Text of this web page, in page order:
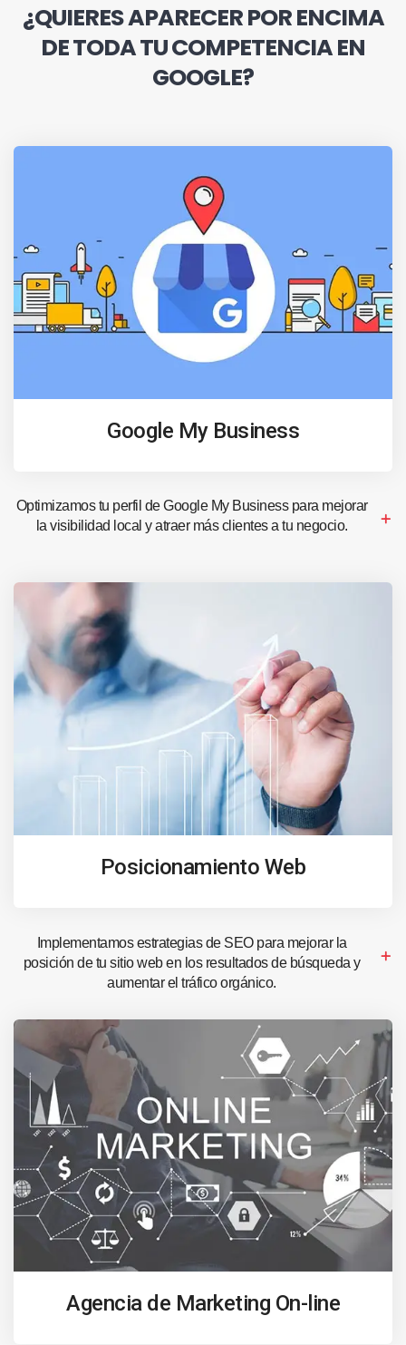
¿QUIERES APARECER POR ENCIMA
DE TODA TU COMPETENCIA EN
GOOGLE?
Google My Business
Optimizamos tu perfil de Google My Business para mejorar
la visibilidad local y atraer más clientes a tu negocio.
Posicionamiento Web
Implementamos estrategias de SEO para mejorar la
posición de tu sitio web en los resultados de búsqueda y
aumentar el tráfico orgánico.
Agencia de Marketing On-line